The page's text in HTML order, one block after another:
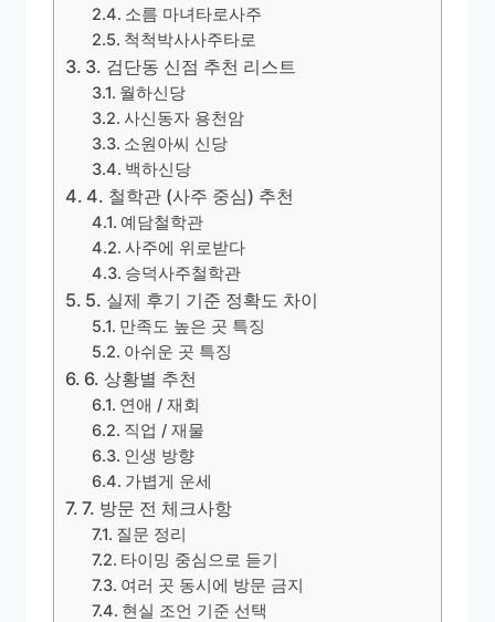
소름 마녀타로사주
척척박사사주타로
3. 검단동 신점 추천 리스트
월하신당
사신동자 용천암
소원아씨 신당
백하신당
4. 철학관 (사주 중심) 추천
예담철학관
사주에 위로받다
승덕사주철학관
5. 실제 후기 기준 정확도 차이
만족도 높은 곳 특징
아쉬운 곳 특징
6. 상황별 추천
연애 / 재회
직업 / 재물
인생 방향
가볍게 운세
7. 방문 전 체크사항
질문 정리
타이밍 중심으로 듣기
여러 곳 동시에 방문 금지
현실 조언 기준 선택